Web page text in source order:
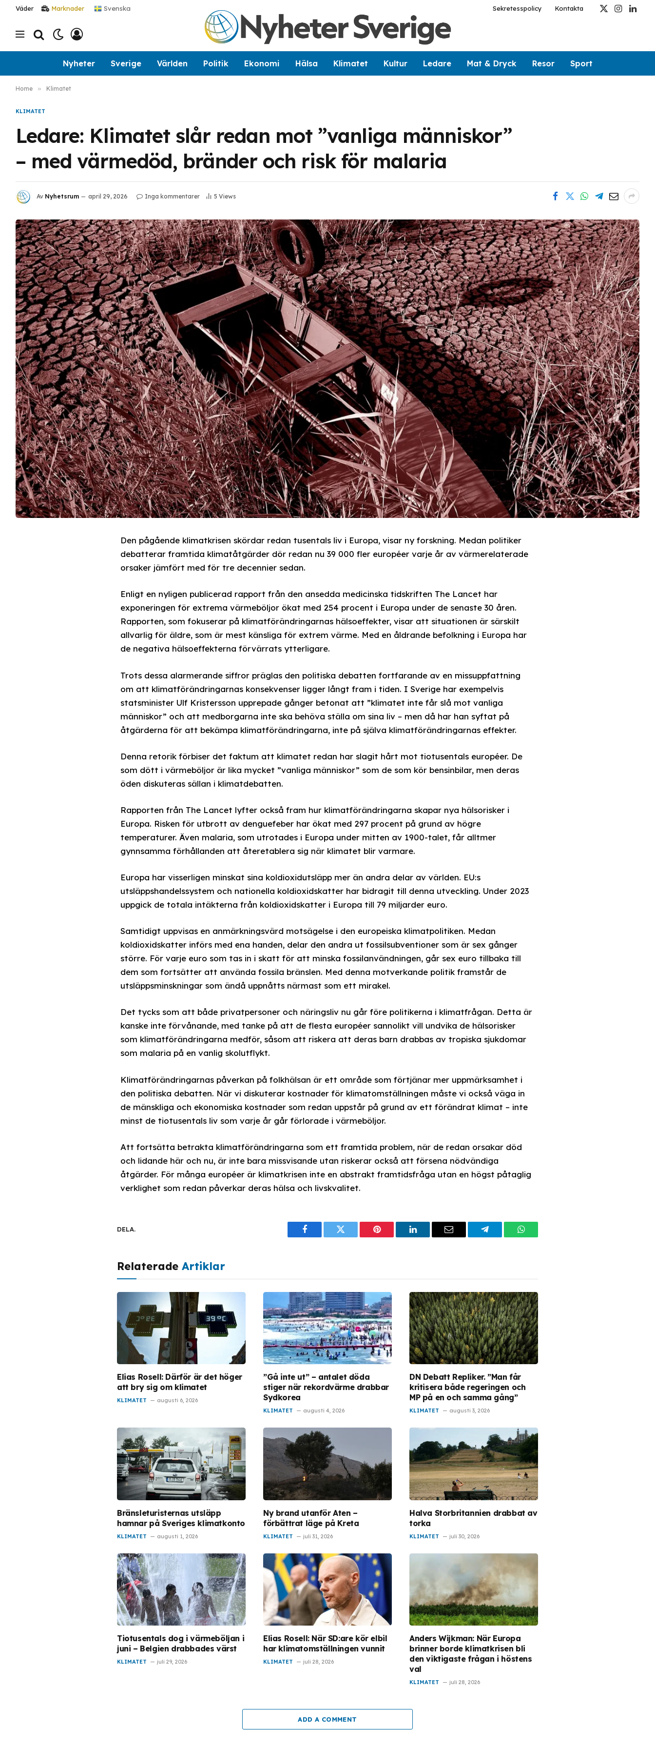
Väder Marknader Svenska Sekretesspolicy Kontakta
X
Instagram
Nyheter Sverige Världen Politik Ekonomi Hälsa Klimatet Kultur Ledare Mat & Dryck Resor Sport
Home » Klimatet
KLIMATET
Ledare: Klimatet slår redan mot ”vanliga människor”
– med värmedöd, bränder och risk för malaria
Av Nyhetsrum april 29, 2026 Inga kommentarer 5 Views
Den pågående klimatkrisen skördar redan tusentals liv i Europa, visar ny forskning. Medan politiker
debatterar framtida klimatåtgärder dör redan nu 39 000 fler européer varje år av värmerelaterade
orsaker jämfört med för tre decennier sedan.
Enligt en nyligen publicerad rapport från den ansedda medicinska tidskriften The Lancet har
exponeringen för extrema värmeböljor ökat med 254 procent i Europa under de senaste 30 åren.
Rapporten, som fokuserar på klimatförändringarnas hälsoeffekter, visar att situationen är särskilt
allvarlig för äldre, som är mest känsliga för extrem värme. Med en åldrande befolkning i Europa har
de negativa hälsoeffekterna förvärrats ytterligare.
Trots dessa alarmerande siffror präglas den politiska debatten fortfarande av en missuppfattning
om att klimatförändringarnas konsekvenser ligger långt fram i tiden. I Sverige har exempelvis
statsminister Ulf Kristersson upprepade gånger betonat att ”klimatet inte får slå mot vanliga
människor” och att medborgarna inte ska behöva ställa om sina liv – men då har han syftat på
åtgärderna för att bekämpa klimatförändringarna, inte på själva klimatförändringarnas effekter.
Denna retorik förbiser det faktum att klimatet redan har slagit hårt mot tiotusentals européer. De
som dött i värmeböljor är lika mycket ”vanliga människor” som de som kör bensinbilar, men deras
öden diskuteras sällan i klimatdebatten.
Rapporten från The Lancet lyfter också fram hur klimatförändringarna skapar nya hälsorisker i
Europa. Risken för utbrott av denguefeber har ökat med 297 procent på grund av högre
temperaturer. Även malaria, som utrotades i Europa under mitten av 1900-talet, får alltmer
gynnsamma förhållanden att återetablera sig när klimatet blir varmare.
Europa har visserligen minskat sina koldioxidutsläpp mer än andra delar av världen. EU:s
utsläppshandelssystem och nationella koldioxidskatter har bidragit till denna utveckling. Under 2023
uppgick de totala intäkterna från koldioxidskatter i Europa till 79 miljarder euro.
Samtidigt uppvisas en anmärkningsvärd motsägelse i den europeiska klimatpolitiken. Medan
koldioxidskatter införs med ena handen, delar den andra ut fossilsubventioner som är sex gånger
större. För varje euro som tas in i skatt för att minska fossilanvändningen, går sex euro tillbaka till
dem som fortsätter att använda fossila bränslen. Med denna motverkande politik framstår de
utsläppsminskningar som ändå uppnåtts närmast som ett mirakel.
Det tycks som att både privatpersoner och näringsliv nu går före politikerna i klimatfrågan. Detta är
kanske inte förvånande, med tanke på att de flesta européer sannolikt vill undvika de hälsorisker
som klimatförändringarna medför, såsom att riskera att deras barn drabbas av tropiska sjukdomar
som malaria på en vanlig skolutflykt.
Klimatförändringarnas påverkan på folkhälsan är ett område som förtjänar mer uppmärksamhet i
den politiska debatten. När vi diskuterar kostnader för klimatomställningen måste vi också väga in
de mänskliga och ekonomiska kostnader som redan uppstår på grund av ett förändrat klimat – inte
minst de tiotusentals liv som varje år går förlorade i värmeböljor.
Att fortsätta betrakta klimatförändringarna som ett framtida problem, när de redan orsakar död
och lidande här och nu, är inte bara missvisande utan riskerar också att försena nödvändiga
åtgärder. För många européer är klimatkrisen inte en abstrakt framtidsfråga utan en högst påtaglig
verklighet som redan påverkar deras hälsa och livskvalitet.
DELA.
FacebookTwitter PinterestLinkedInEmail TelegramWhatsApp
Relaterade Artiklar
Elias Rosell: Därför är det höger
att bry sig om klimatet
KLIMATET augusti 6, 2026
”Gå inte ut” – antalet döda
stiger när rekordvärme drabbar
Sydkorea
KLIMATET augusti 4, 2026
DN Debatt Repliker. ”Man får
kritisera både regeringen och
MP på en och samma gång”
KLIMATET augusti 3, 2026
Bränsleturisternas utsläpp
hamnar på Sveriges klimatkonto
KLIMATET augusti 1, 2026
Ny brand utanför Aten –
förbättrat läge på Kreta
KLIMATET juli 31, 2026
Halva Storbritannien drabbat av
torka
KLIMATET juli 30, 2026
Tiotusentals dog i värmeböljan i
juni – Belgien drabbades värst
KLIMATET juli 29, 2026
Elias Rosell: När SD:are kör elbil
har klimatomställningen vunnit
KLIMATET juli 28, 2026
Anders Wijkman: När Europa
brinner borde klimatkrisen bli
den viktigaste frågan i höstens
val
KLIMATET juli 28, 2026
ADD A COMMENT